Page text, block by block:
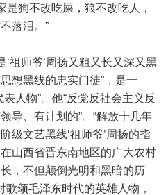
狗不改吃屎，狼不改吃人，
落泪。”
师爷’周扬又粗又长又深又黑
想黑线的忠实门徒”，是一
人物”。他“反党反社会主义反
导、有计划的”。“解放十几年
级文艺黑线‘祖师爷’周扬的指
山西省晋东南地区的广大农村
，不但颠倒光明和黑暗的历
歌颂毛泽东时代的英雄人物，